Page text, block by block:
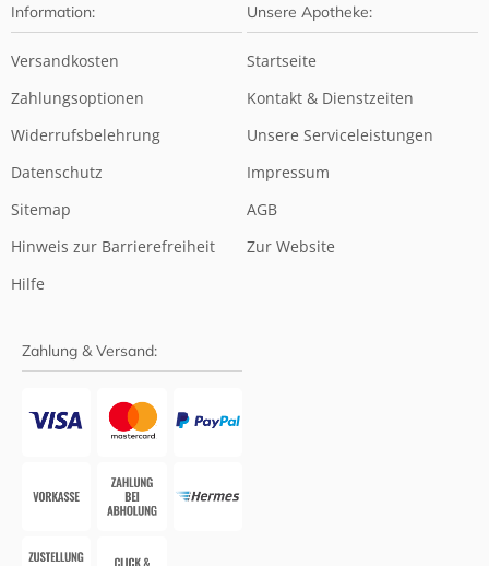
Information:
Versandkosten
Zahlungsoptionen
Widerrufsbelehrung
Datenschutz
Sitemap
Hinweis zur Barrierefreiheit
Hilfe
Unsere Apotheke:
Startseite
Kontakt & Dienstzeiten
Unsere Serviceleistungen
Impressum
AGB
Zur Website
Zahlung & Versand: